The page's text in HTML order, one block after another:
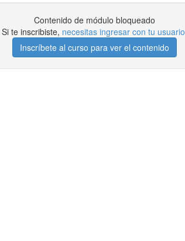
Contenido de módulo bloqueado
Si te inscribiste, necesitas ingresar con tu usuario
Inscríbete al curso para ver el contenido